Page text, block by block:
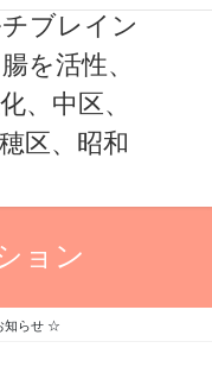
ブレイン
を活性、
、中区、
区、昭和
ョン
知らせ ☆